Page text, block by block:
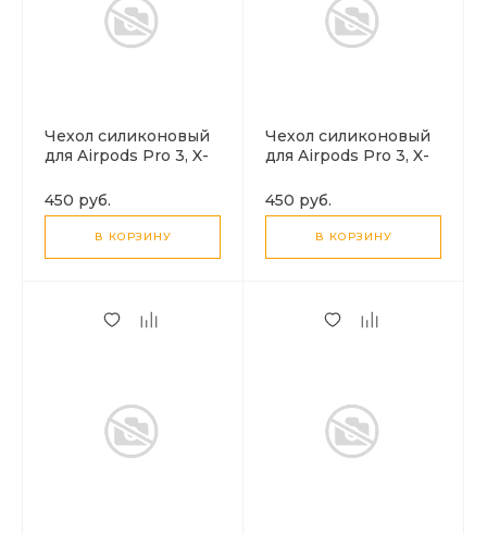
Чехол силиконовый
для Airpods Pro 3, X-
с карабином
450 руб.
В КОРЗИНУ
Чехол силиконовый
для Airpods Pro 3, X-
карабином
450 руб.
В КОРЗИНУ